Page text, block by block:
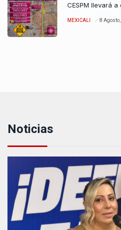
CESPM llevará
MEXICALI 8
Noticias